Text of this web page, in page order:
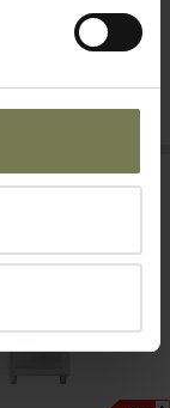
9.650,00 kr./stk.